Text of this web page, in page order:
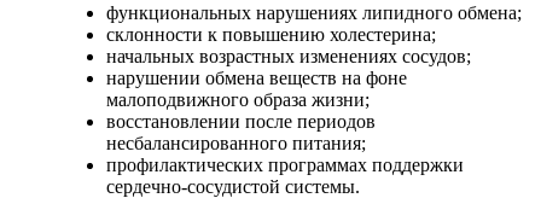
функциональных нарушениях липидного обмена;
склонности к повышению холестерина;
начальных возрастных изменениях сосудов;
нарушении обмена веществ на фоне
малоподвижного образа жизни;
восстановлении после периодов
несбалансированного питания;
профилактических программах поддержки
сердечно-сосудистой системы.